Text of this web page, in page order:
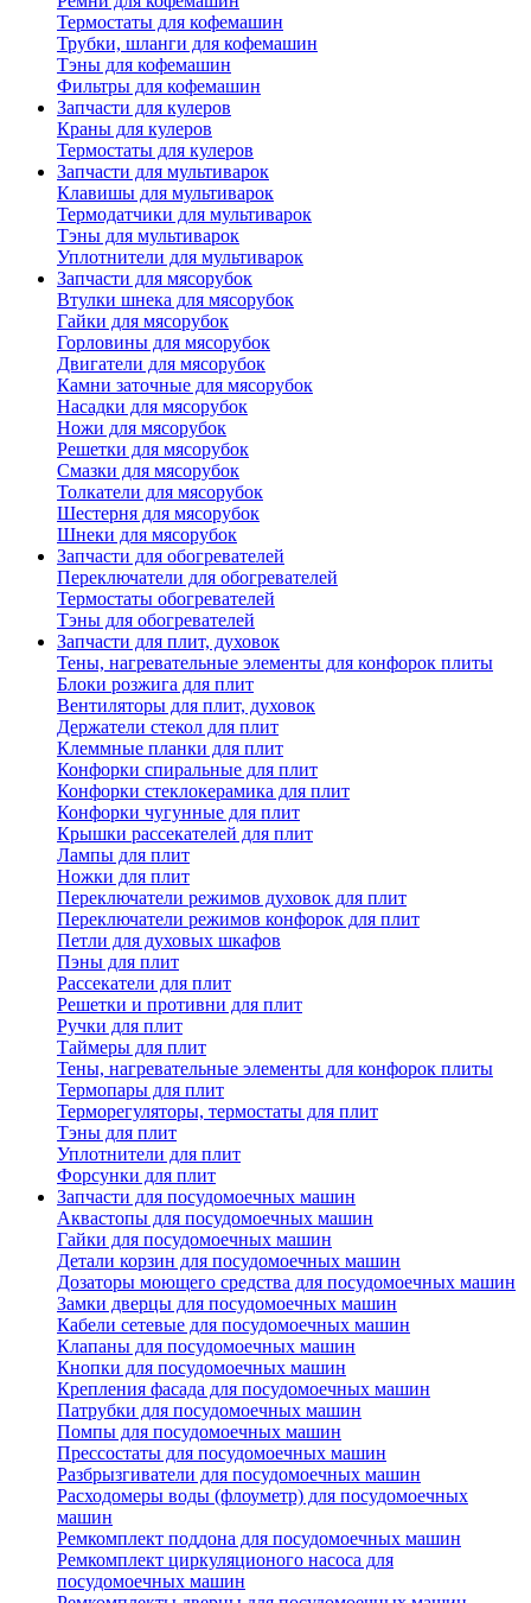
Термостаты для кофемашин
Трубки, шланги для кофемашин
Тэны для кофемашин
Фильтры для кофемашин
Запчасти для кулеров
Краны для кулеров
Термостаты для кулеров
Запчасти для мультиварок
Клавишы для мультиварок
Термодатчики для мультиварок
Тэны для мультиварок
Уплотнители для мультиварок
Запчасти для мясорубок
Втулки шнека для мясорубок
Гайки для мясорубок
Горловины для мясорубок
Двигатели для мясорубок
Камни заточные для мясорубок
Насадки для мясорубок
Ножи для мясорубок
Решетки для мясорубок
Смазки для мясорубок
Толкатели для мясорубок
Шестерня для мясорубок
Шнеки для мясорубок
Запчасти для обогревателей
Переключатели для обогревателей
Термостаты обогревателей
Тэны для обогревателей
Запчасти для плит, духовок
Тены, нагревательные элементы для конфорок плиты
Блоки розжига для плит
Вентиляторы для плит, духовок
Держатели стекол для плит
Клеммные планки для плит
Конфорки спиральные для плит
Конфорки стеклокерамика для плит
Конфорки чугунные для плит
Крышки рассекателей для плит
Лампы для плит
Ножки для плит
Переключатели режимов духовок для плит
Переключатели режимов конфорок для плит
Петли для духовых шкафов
Пэны для плит
Рассекатели для плит
Решетки и противни для плит
Ручки для плит
Таймеры для плит
Тены, нагревательные элементы для конфорок плиты
Термопары для плит
Терморегуляторы, термостаты для плит
Тэны для плит
Уплотнители для плит
Форсунки для плит
Запчасти для посудомоечных машин
Аквастопы для посудомоечных машин
Гайки для посудомоечных машин
Детали корзин для посудомоечных машин
Дозаторы моющего средства для посудомоечных машин
Замки дверцы для посудомоечных машин
Кабели сетевые для посудомоечных машин
Клапаны для посудомоечных машин
Кнопки для посудомоечных машин
Крепления фасада для посудомоечных машин
Патрубки для посудомоечных машин
Помпы для посудомоечных машин
Прессостаты для посудомоечных машин
Разбрызгиватели для посудомоечных машин
Расходомеры воды (флоуметр) для посудомоечных
машин
Ремкомплект поддона для посудомоечных машин
Ремкомплект циркуляционого насоса для
посудомоечных машин